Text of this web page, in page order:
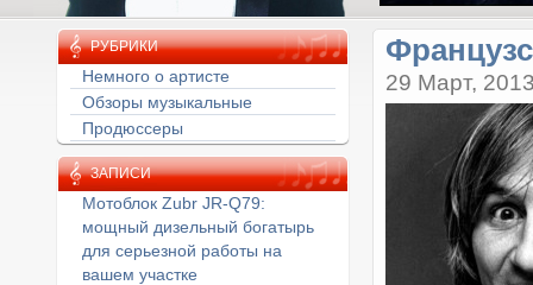
РУБРИКИ
Немного о артисте
Обзоры музыкальные
Продюссеры
ЗАПИСИ
Мотоблок Zubr JR-Q79:
мощный дизельный богатырь
для серьезной работы на
вашем участке
29 Март,